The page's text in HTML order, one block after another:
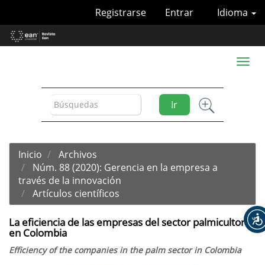
Contenido
principal
Idioma
Registrarse Entrar
Ir
Toggle
Inicio
Archivos
Núm. 88 (2020): Gerencia en la empresa a
través de la innovación
Artículos científicos
La eficiencia de las empresas del sector palmicultor
en Colombia
Efficiency of the companies in the palm sector in Colombia